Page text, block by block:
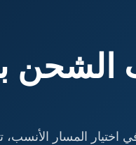
الشحن
المسار الأنسب،